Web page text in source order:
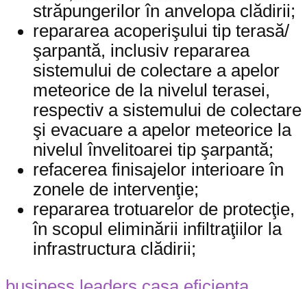
străpungerilor în anvelopa clădirii;
repararea acoperişului tip terasă/
şarpantă, inclusiv repararea
sistemului de colectare a apelor
meteorice de la nivelul terasei,
respectiv a sistemului de colectare
şi evacuare a apelor meteorice la
nivelul învelitoarei tip şarpantă;
refacerea finisajelor interioare în
zonele de intervenţie;
repararea trotuarelor de protecţie,
în scopul eliminării infiltraţiilor la
infrastructura clădirii;